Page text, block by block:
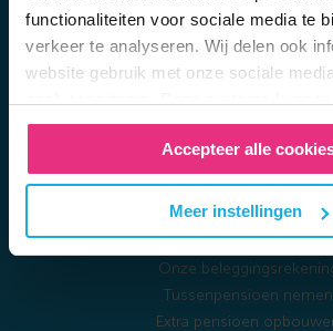
functionaliteiten voor sociale media te
verkeer te analyseren. Wij delen ook
website gebruik met onze sociale
met andere informatie die je aan hen
zij hebben verzameld door gebruikt te
diensten. In hetPrivacy en Cookie
hier meer over lezen. Wil je de beste
Vink dan alle vakjes aan. Ben je per
website gekomen of heb je een hekel
afgestemde informatie? Laat ze dan uit
Accepteer alle
Meer instellingen
Hoeveel pensioen moet je
Verschil tussen de tweede en
Regel je risico op
Eerder stoppen met
Whitepaper: zelf pensioen
Whitepaper: pensioen voor
Ook handig…
Meld je aan voor de
Belangrijke (inleg) data
Onze
Tussenpensioen nemen
Extra pensioen